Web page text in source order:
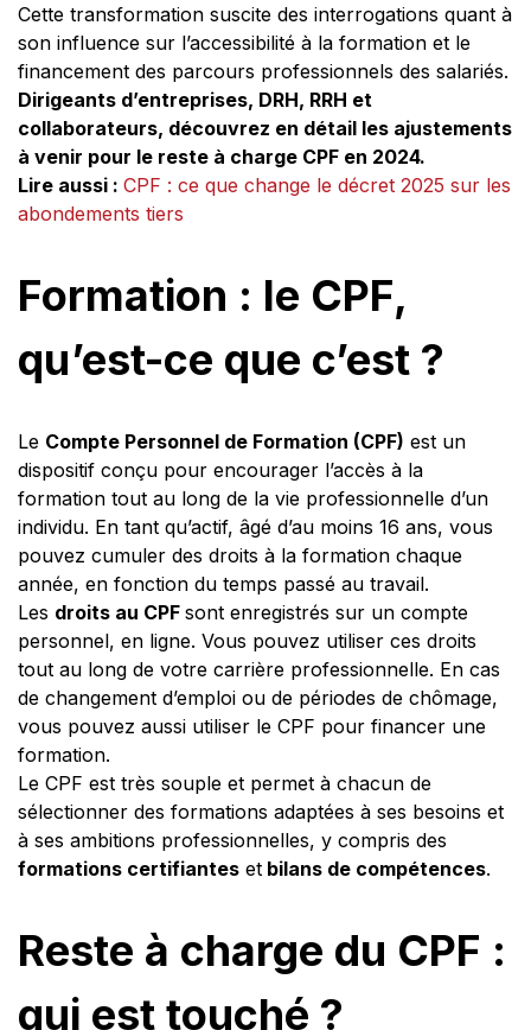
Cette transformation suscite des interrogations quant à
son influence sur l’accessibilité à la formation et le
financement des parcours professionnels des salariés.
Dirigeants d’entreprises, DRH, RRH et
collaborateurs, découvrez en détail les ajustements
à venir pour le reste à charge CPF en 2024.
Lire aussi : CPF : ce que change le décret 2025 sur les
abondements tiers
Formation : le CPF,
qu’est-ce que c’est ?
Le Compte Personnel de Formation (CPF) est un
dispositif conçu pour encourager l’accès à la
formation tout au long de la vie professionnelle d’un
individu. En tant qu’actif, âgé d’au moins 16 ans, vous
pouvez cumuler des droits à la formation chaque
année, en fonction du temps passé au travail.
Les droits au CPF sont enregistrés sur un compte
personnel, en ligne. Vous pouvez utiliser ces droits
tout au long de votre carrière professionnelle. En cas
de changement d’emploi ou de périodes de chômage,
vous pouvez aussi utiliser le CPF pour financer une
formation.
Le CPF est très souple et permet à chacun de
sélectionner des formations adaptées à ses besoins et
à ses ambitions professionnelles, y compris des
formations certifiantes et bilans de compétences.
Reste à charge du CPF :
qui est touché ?